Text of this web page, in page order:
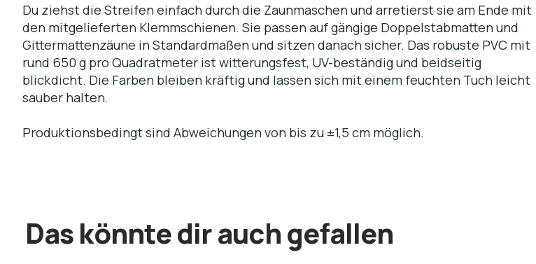
Du ziehst die Streifen einfach durch die Zaunmaschen und arretierst sie am Ende mit
den mitgelieferten Klemmschienen. Sie passen auf gängige Doppelstabmatten und
Gittermattenzäune in Standardmaßen und sitzen danach sicher. Das robuste PVC mit
rund 650 g pro Quadratmeter ist witterungsfest, UV-beständig und beidseitig
blickdicht. Die Farben bleiben kräftig und lassen sich mit einem feuchten Tuch leicht
sauber halten.
Produktionsbedingt sind Abweichungen von bis zu ±1,5 cm möglich.
Das könnte dir auch gefallen